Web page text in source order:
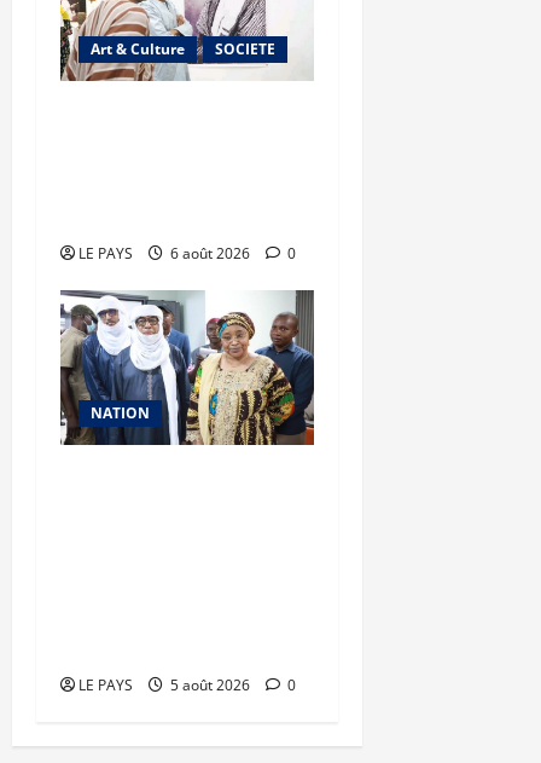
Art & Culture SOCIETE
LE PAYS 6 août 2026 0
NATION
LE PAYS 5 août 2026 0